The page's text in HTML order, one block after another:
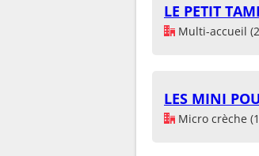
LE PETIT
Multi-accueil
LES MINI
Micro crèche